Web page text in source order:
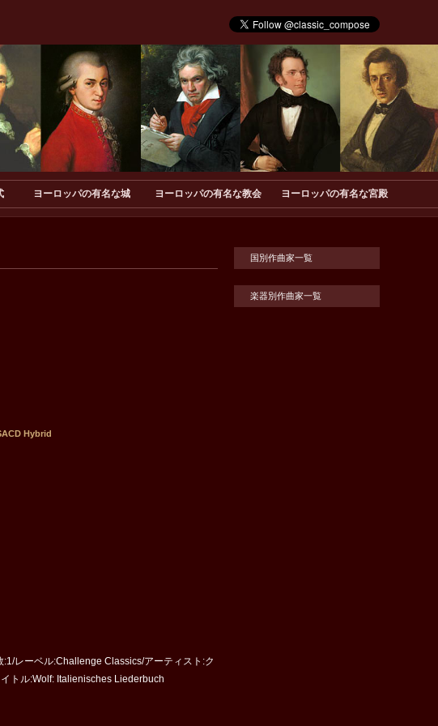
ヨーロッパの有名な城 ヨーロッパの有名な教会 ヨーロッパの有名な宮殿
Hybrid
レーベル:Challenge Classics/アーティスト:ク
トル:Wolf: Italienisches Liederbuch
国別作曲家一覧
楽器別作曲家一覧